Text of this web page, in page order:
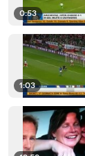
0:53
1:03